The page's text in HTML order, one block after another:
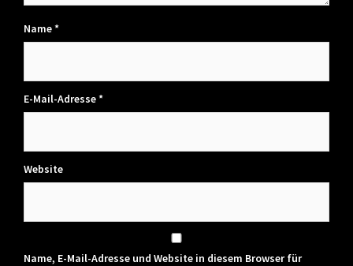
Name*
E-Mail-Adresse*
Website
Name, E-Mail-Adresse und Website in diesem Browser für